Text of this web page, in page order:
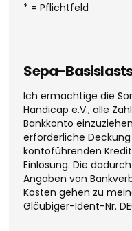
* = Pflichtfeld
Sepa-
Ich ermächtige die
Handicap e.V., alle
Bankkonto
erforderliche
kontoführenden
Einlösung. Die
Angaben von
Kosten gehen zu
Gläubiger-Ident-Nr.